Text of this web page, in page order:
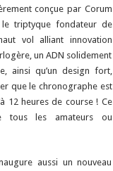
conçue par Corum
triptyque fondateur de
vol alliant innovation
un ADN solidement
ainsi qu’un design fort,
que le chronographe est
12 heures de course ! Ce
tous les amateurs ou
aussi un nouveau